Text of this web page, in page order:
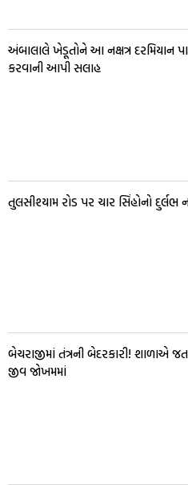
અંબાલાલે ખેડૂતોને આ નક્ષત્ર દરમિયાન
કરવાની આપી સલાહ
તુલસીશ્યામ રોડ પર ચાર સિંહોનો દુર્લભ
બેચરાજીમાં તંત્રની બેદરકારી! શાળાએ
જીવ જોખમમાં